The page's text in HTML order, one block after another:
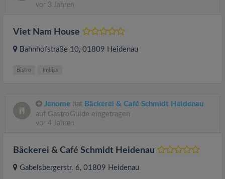
vor 3 Jahren
Viet Nam House
Bahnhofstraße 10, 01809 Heidenau
Bistro Imbiss
Jenome hat Bäckerei & Café Schmidt Heidenau
auf GastroGuide eingetragen
vor 4 Jahren
Bäckerei & Café Schmidt Heidenau
Gabelsbergerstr. 6, 01809 Heidenau